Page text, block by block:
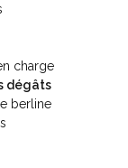
charge
dégâts
berline